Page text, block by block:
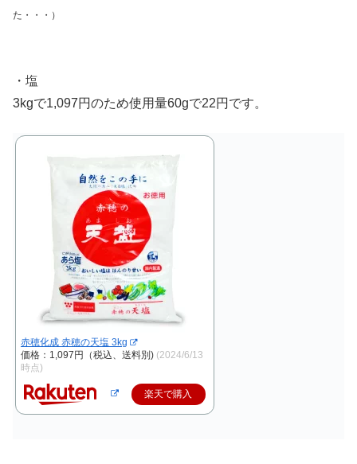
た ・・・）
・塩
3kgで1,097円のため使用量60gで22円です。
赤穂化成 赤穂の天塩 3kg
価格：1,097円（税込、送料別) (2024/6/13
時点)
楽天で購入